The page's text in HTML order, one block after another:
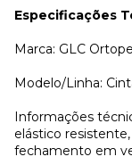
Especificações
Marca: GLC
Modelo/Linha:
Informações
elástico
fechamento em